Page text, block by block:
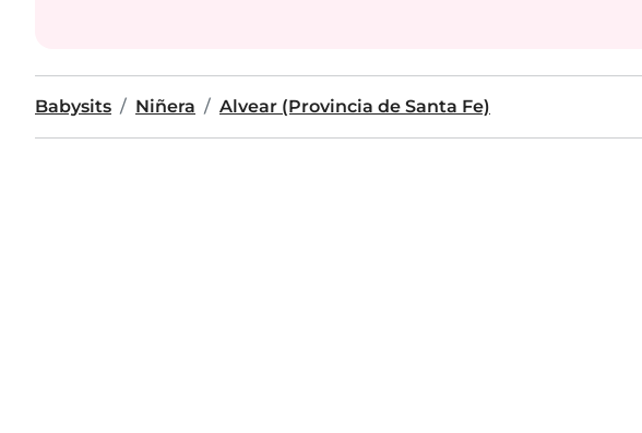
Babysits Niñera Alvear (Provincia de Santa Fe)